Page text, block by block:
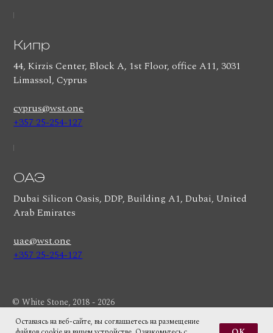
Оставаясь на веб-сайте, вы соглашаетесь на размещение
Кипр
44, Kirzis Center, Block A, 1st Floor, office A11, 3031
Limassol, Cyprus
cyprus@wst.one
+357 25-254-127
ОАЭ
Dubai Silicon Oasis, DDP, Building A1, Dubai, United
Arab Emirates
uae@wst.one
+357 25-254-127
© White Stone, 2018 - 2026
Условия использования